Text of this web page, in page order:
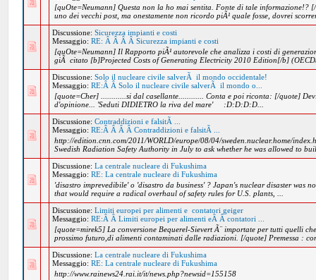
[quOte=Neumann] Questa non la ho mai sentita. Fonte di tale informazione!?
uno dei vecchi post, ma onestamente non ricordo piÃ¹ quale fosse, dovrei
Discussione:Sicurezza impianti e costi
Messaggio:RE: Â Â Â Â Sicurezza impianti e costi
[quOte=Neumann] Il Rapporto piÃ¹ autorevole che analizza i costi di
giÃ citato [b]Projected Costs of Generating Electricity 2010 Edition[/b]
Discussione:Solo il nucleare civile salverÃ il mondo occidentale!
Messaggio:RE:Â Â Solo il nucleare civile salverÃ il mondo o...
[quote=Cher] ............si dal casellante............ Conta e poi riconta: [/quote]
d'opinione... 'Seduti DIDIETRO la riva del mare' :D:D:D:D...
Discussione:Contraddizioni e falsitÃ ...
Messaggio:RE:Â Â Â Â Contraddizioni e falsitÃ ...
http://edition.cnn.com/2011/WORLD/europe/08/04/sweden.nuclear.home/
Swedish Radiation Safety Authority in July to ask whether he was allowed to
Discussione:La centrale nucleare di Fukushima
Messaggio:RE: La centrale nucleare di Fukushima
'disastro imprevedibile' o 'disastro da business' ? Japan's nuclear disaster was
that would require a radical overhaul of safety rules for U.S. plants, ...
Discussione:Limiti europei per alimenti e contatori geiger
Messaggio:RE:Â Â Limiti europei per alimenti eÂ Â contatori ...
[quote=mirek5] La conversione Bequerel-Sievert Ã¨ importate per tutti quelli
prossimo futuro,di alimenti contaminati dalle radiazioni. [/quote] Premessa :
Discussione:La centrale nucleare di Fukushima
Messaggio:RE: La centrale nucleare di Fukushima
http://www.rainews24.rai.it/it/news.php?newsid=155158